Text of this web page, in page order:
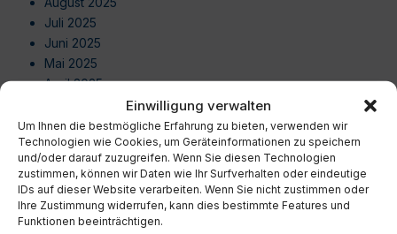
Einwilligung verwalten
Um Ihnen die bestmögliche Erfahrung zu bieten, verwenden wir
Technologien wie Cookies, um Geräteinformationen zu speichern
und/oder darauf zuzugreifen. Wenn Sie diesen Technologien
zustimmen, können wir Daten wie Ihr Surfverhalten oder eindeutige
IDs auf dieser Website verarbeiten. Wenn Sie nicht zustimmen oder
Ihre Zustimmung widerrufen, kann dies bestimmte Features und
Funktionen beeinträchtigen.
Juli 2025
Juni 2025
Mai 2025
April 2025
Februar 2025
Januar 2025
Dezember 2024
November 2024
Oktober 2024
September 2024